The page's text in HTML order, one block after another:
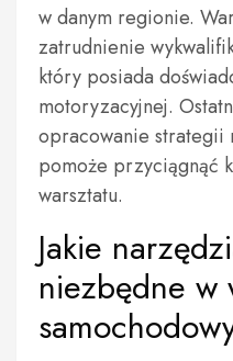
w danym regionie.
zatrudnienie
który posiada
motoryzacyjnej.
opracowanie strategii
pomoże przyciągnąć
warsztatu.
Jakie
niezbędne w